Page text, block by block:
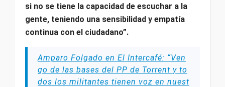
si no se tiene la capacidad de escuchar a la
gente, teniendo una sensibilidad y empatía
continua con el ciudadano”.
Amparo Folgado en El Intercafé: “Ven
go de las bases del PP de Torrent y to
dos los militantes tienen voz en nuest